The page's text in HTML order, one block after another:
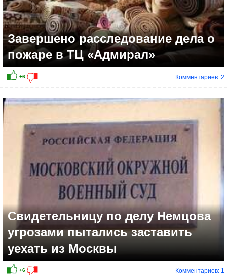
Завершено расследование дела о
пожаре в ТЦ «Адмирал»
Комментариев: 2
Свидетельницу по делу Немцова
угрозами пытались заставить
уехать из Москвы
Комментариев: 1